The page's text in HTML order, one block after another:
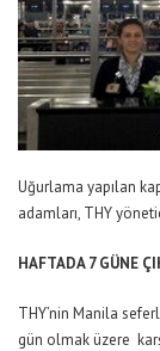
Uğurlama yapılan
adamları, THY
HAFTADA 7 GÜNE
THY’nin Manila
gün olmak üzere